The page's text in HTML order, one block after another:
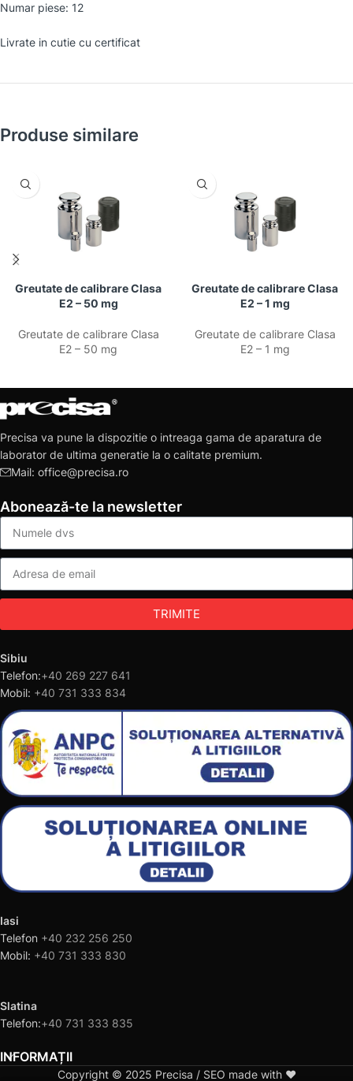
Numar piese: 12
Livrate in cutie cu certificat
Produse similare
Greutate de calibrare Clasa
E2 – 50 mg
Greutate de calibrare Clasa
E2 – 50 mg
Greutate de calibrare Clasa
E2 – 1 mg
Greutate de calibrare Clasa
E2 – 1 mg
Precisa va pune la dispozitie o intreaga gama de aparatura de
laborator de ultima generatie la o calitate premium.
Mail: office@precisa.ro
Abonează-te la newsletter
TRIMITE
Sibiu
Telefon:+40 269 227 641
Mobil: +40 731 333 834
Iasi
Telefon +40 232 256 250
Mobil: +40 731 333 830
Slatina
Telefon:+40 731 333 835
INFORMAȚII
Copyright © 2025 Precisa / SEO made with ❤️